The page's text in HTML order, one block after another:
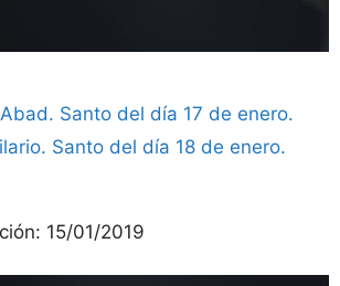
Santo del día 17 de enero.
Santo del día 18 de enero.
15/01/2019